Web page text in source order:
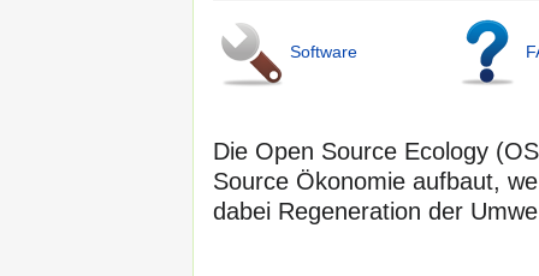
Software
Die Open Source Ecology
Source Ökonomie aufbaut,
dabei Regeneration der